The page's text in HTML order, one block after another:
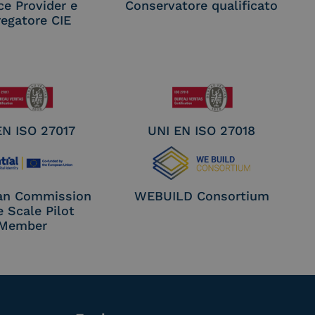
Provider e
CIE
Conservatore qualificato
ISO 27017 UNI EN ISO 27018
Commission
Scale Pilot
WEBUILD Consortium